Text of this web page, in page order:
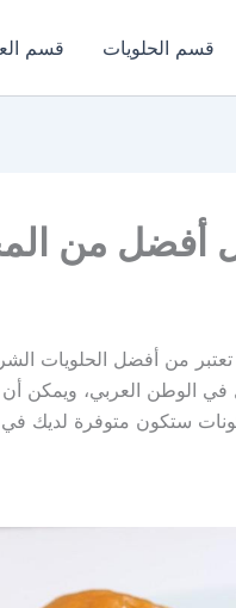
قسم الحلويات قسم
أفضل من
من أفضل الحلويات
في الوطن العربي، ويمكن
ستكون متوفرة لديك